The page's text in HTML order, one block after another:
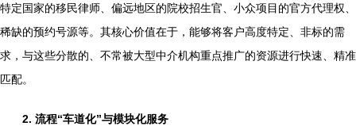
特定国家的移民律师、偏远地区的院校招生官、小众项目的官方代理权、
稀缺的预约号源等。其核心价值在于，能够将客户高度特定、非标的需
求，与这些分散的、不常被大型中介机构重点推广的资源进行快速、精准
匹配。
2. 流程“车道化”与模块化服务